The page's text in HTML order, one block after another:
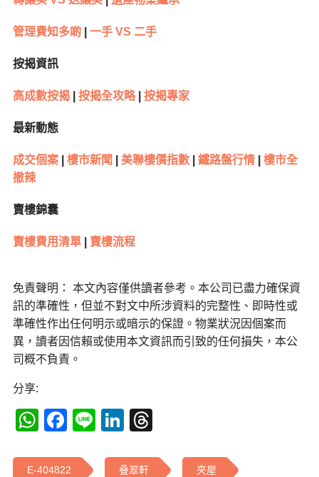
管理費知多啲| 一手 VS 二手
按揭資訊
高成數按揭| 按揭全攻略| 按揭專家
最新動態
成交個案| 樓市新聞 美聯樓價指數| 鐵路盤行情|
樓市全
撤辣
賣樓錦囊
賣樓費用清單| 賣樓流程
免責聲明： 本文內容僅供讀者參考。本公司已盡力確保資
訊的準確性，但並不對文中所涉資料的完整性、即時性或
準確性作出任何明示或暗示的保證。物業狀況因個案而
異，讀者因信賴或使用本文資訊而引致的任何損失，本公
司概不負責。
分享:
WhatsApp
Facebook
LineLinkedIn
E-404822 叠翠軒 夾屋